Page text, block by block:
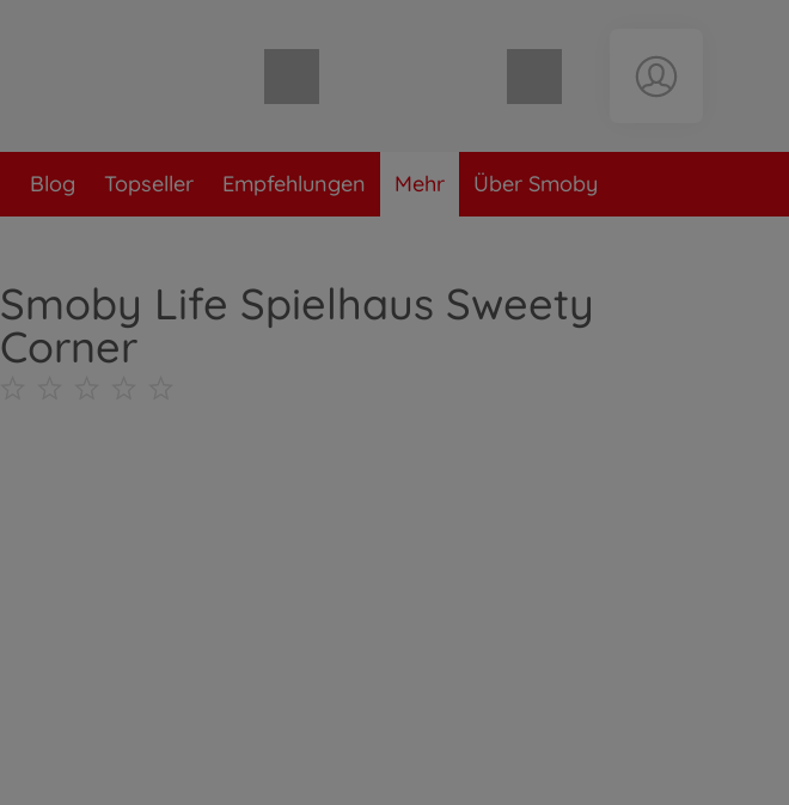
Warenkorb leer
Blog Topseller Empfehlungen Mehr Über Smoby
Smoby Life Spielhaus Sweety
Corner